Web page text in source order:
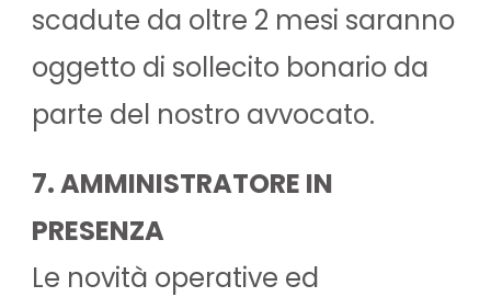
scadute da oltre 2 mesi saranno
oggetto di sollecito bonario da
parte del nostro avvocato.
7. AMMINISTRATORE IN
PRESENZA
Le novità operative ed